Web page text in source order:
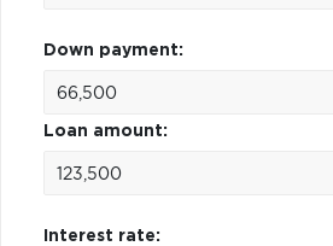
Down payment:
Loan amount:
Interest rate: